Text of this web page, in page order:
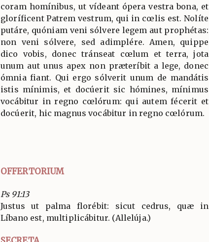
coram homínibus, ut vídeant ópera vestra bona, et
gloríficent Patrem vestrum, qui in cœlis est. Nolíte
putáre, quóniam veni sólvere legem aut prophétas:
non veni sólvere, sed adimplére. Amen, quippe
dico vobis, donec tránseat cœlum et terra, jota
unum aut unus apex non præteríbit a lege, donec
ómnia fiant. Qui ergo sólverit unum de mandátis
istis mínimis, et docúerit sic hómines, mínimus
vocábitur in regno cœlórum: qui autem fécerit et
docúerit, hic magnus vocábitur in regno cœlórum.
OFFERTORIUM
Ps 91:13
Justus ut palma florébit: sicut cedrus, quæ in
Líbano est, multiplicábitur. (Allelúja.)